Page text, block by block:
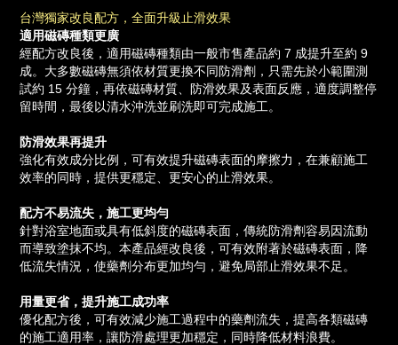
台灣獨家改良配方，全面升級止滑效果
適用磁磚種類更廣
經配方改良後，適用磁磚種類由一般市售產品約 7 成提升至約 9
成。大多數磁磚無須依材質更換不同防滑劑，只需先於小範圍測
試約 15 分鐘，再依磁磚材質、防滑效果及表面反應，適度調整停
留時間，最後以清水沖洗並刷洗即可完成施工。
防滑效果再提升
強化有效成分比例，可有效提升磁磚表面的摩擦力，在兼顧施工
效率的同時，提供更穩定、更安心的止滑效果。
配方不易流失，施工更均勻
針對浴室地面或具有低斜度的磁磚表面，傳統防滑劑容易因流動
而導致塗抹不均。本產品經改良後，可有效附著於磁磚表面，降
低流失情況，使藥劑分布更加均勻，避免局部止滑效果不足。
用量更省，提升施工成功率
優化配方後，可有效減少施工過程中的藥劑流失，提高各類磁磚
的施工適用率，讓防滑處理更加穩定，同時降低材料浪費。